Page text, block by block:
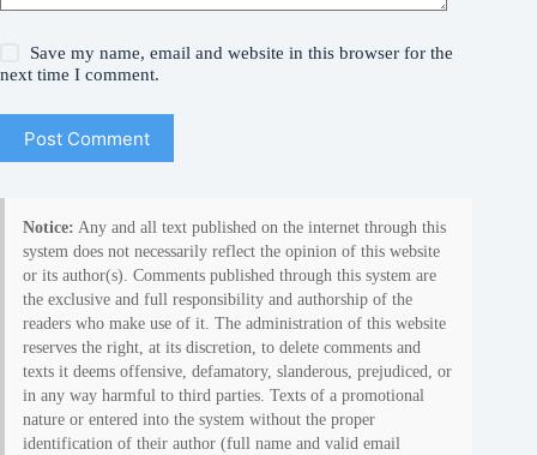
Save my name, email and website in this browser for the
next time I comment.
Post Comment
Notice: Any and all text published on the internet through this
system does not necessarily reflect the opinion of this website
or its author(s). Comments published through this system are
the exclusive and full responsibility and authorship of the
readers who make use of it. The administration of this website
reserves the right, at its discretion, to delete comments and
texts it deems offensive, defamatory, slanderous, prejudiced, or
in any way harmful to third parties. Texts of a promotional
nature or entered into the system without the proper
identification of their author (full name and valid email